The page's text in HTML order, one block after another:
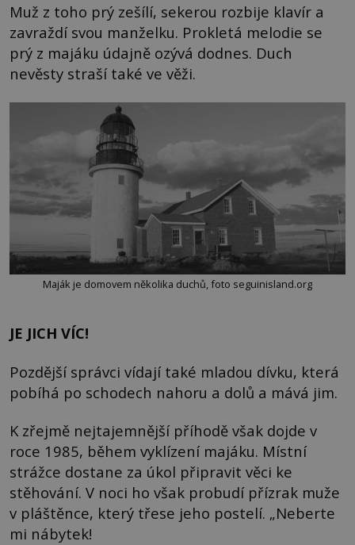
Muž z toho prý zešílí, sekerou rozbije klavír a
zavraždí svou manželku. Prokletá melodie se
prý z majáku údajně ozývá dodnes. Duch
nevěsty straší také ve věži.
Maják je domovem několika duchů, foto seguinisland.org
JE JICH VÍC!
Pozdější správci vídají také mladou dívku, která
pobíhá po schodech nahoru a dolů a mává jim.
K zřejmě nejtajemnější příhodě však dojde v
roce 1985, během vyklízení majáku. Místní
strážce dostane za úkol připravit věci ke
stěhování. V noci ho však probudí přízrak muže
v pláštěnce, který třese jeho postelí. „Neberte
mi nábytek!